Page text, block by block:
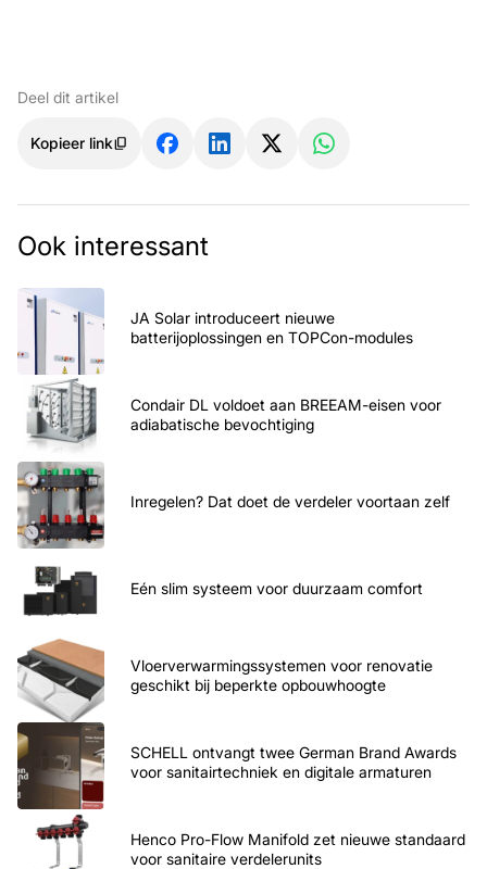
Deel dit artikel
Kopieer link
Ook interessant
JA Solar introduceert nieuwe
batterijoplossingen en TOPCon-modules
Condair DL voldoet aan BREEAM-eisen voor
adiabatische bevochtiging
Inregelen? Dat doet de verdeler voortaan zelf
Eén slim systeem voor duurzaam comfort
Vloerverwarmingssystemen voor renovatie
geschikt bij beperkte opbouwhoogte
SCHELL ontvangt twee German Brand Awards
voor sanitairtechniek en digitale armaturen
Henco Pro-Flow Manifold zet nieuwe standaard
voor sanitaire verdelerunits